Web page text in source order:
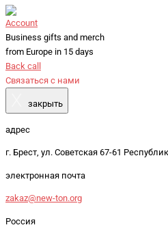
Account
Business gifts and merch
from Europe in 15 days
Back call
Связаться с нами
закрыть
адрес
г. Брест, ул. Советская 67-61
электронная почта
zakaz@new-ton.org
Россия